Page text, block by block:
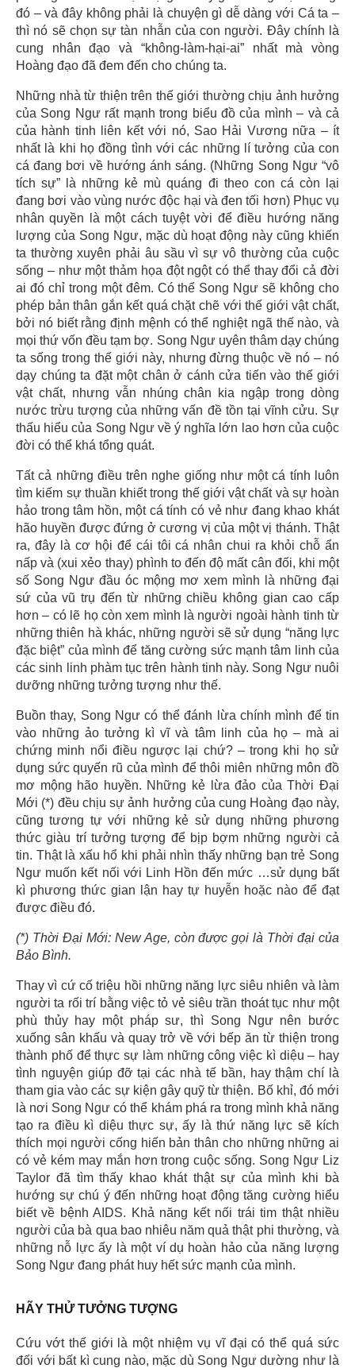
đó – và đây không phải là chuyện gì dễ dàng với Cá ta –
thì nó sẽ chọn sự tàn nhẫn của con người. Đây chính là
cung nhân đạo và “không-làm-hại-ai” nhất mà vòng
Hoàng đạo đã đem đến cho chúng ta.
Những nhà từ thiện trên thế giới thường chịu ảnh hưởng
của Song Ngư rất mạnh trong biểu đồ của mình – và cả
của hành tinh liên kết với nó, Sao Hải Vương nữa – ít
nhất là khi họ đồng tình với các những lí tưởng của con
cá đang bơi về hướng ánh sáng. (Những Song Ngư “vô
tích sự” là những kẻ mù quáng đi theo con cá còn lại
đang bơi vào vùng nước độc hại và đen tối hơn) Phục vụ
nhân quyền là một cách tuyệt vời để điều hướng năng
lượng của Song Ngư, mặc dù hoạt động này cũng khiến
ta thường xuyên phải âu sầu vì sự vô thường của cuộc
sống – như một thảm họa đột ngột có thể thay đổi cả đời
ai đó chỉ trong một đêm. Có thể Song Ngư sẽ không cho
phép bản thân gắn kết quá chặt chẽ với thế giới vật chất,
bởi nó biết rằng định mệnh có thể nghiệt ngã thế nào, và
mọi thứ vốn đều tạm bợ. Song Ngư uyên thâm dạy chúng
ta sống trong thế giới này, nhưng đừng thuộc về nó – nó
dạy chúng ta đặt một chân ở cánh cửa tiến vào thế giới
vật chất, nhưng vẫn nhúng chân kia ngập trong dòng
nước trừu tượng của những vấn đề tồn tại vĩnh cửu. Sự
thấu hiểu của Song Ngư về ý nghĩa lớn lao hơn của cuộc
đời có thể khá tổng quát.
Tất cả những điều trên nghe giống như một cá tính luôn
tìm kiếm sự thuần khiết trong thế giới vật chất và sự hoàn
hảo trong tâm hồn, một cá tính có vẻ như đang khao khát
hão huyền được đứng ở cương vị của một vị thánh. Thật
ra, đây là cơ hội để cái tôi cá nhân chui ra khỏi chỗ ẩn
nấp và (xui xẻo thay) phình to đến độ mất cân đối, khi một
số Song Ngư đầu óc mộng mơ xem mình là những đại
sứ của vũ trụ đến từ những chiều không gian cao cấp
hơn – có lẽ họ còn xem mình là người ngoài hành tinh từ
những thiên hà khác, những người sẽ sử dụng “năng lực
đặc biệt” của mình để tăng cường sức mạnh tâm linh của
các sinh linh phàm tục trên hành tinh này. Song Ngư nuôi
dưỡng những tưởng tượng như thế.
Buồn thay, Song Ngư có thể đánh lừa chính mình để tin
vào những ảo tưởng kì vĩ và tâm linh của họ – mà ai
chứng minh nổi điều ngược lại chứ? – trong khi họ sử
dụng sức quyến rũ của mình để thôi miên những môn đồ
mơ mộng hão huyền. Những kẻ lừa đảo của Thời Đại
Mới (*) đều chịu sự ảnh hưởng của cung Hoàng đạo này,
cũng tương tự với những kẻ sử dụng những phương
thức giàu trí tưởng tượng để bịp bợm những người cả
tin. Thật là xấu hổ khi phải nhìn thấy những bạn trẻ Song
Ngư muốn kết nối với Linh Hồn đến mức …sử dụng bất
kì phương thức gian lận hay tự huyễn hoặc nào để đạt
được điều đó.
(*) Thời Đại Mới: New Age, còn được gọi là Thời đại của
Bảo Bình.
Thay vì cứ cố triệu hồi những năng lực siêu nhiên và làm
người ta rối trí bằng việc tỏ vẻ siêu trần thoát tục như một
phù thủy hay một pháp sư, thì Song Ngư nên bước
xuống sân khấu và quay trở về với bếp ăn từ thiện trong
thành phố để thực sự làm những công việc kì diệu – hay
tình nguyện giúp đỡ tại các nhà tế bần, hay thậm chí là
tham gia vào các sự kiện gây quỹ từ thiện. Bố khỉ, đó mới
là nơi Song Ngư có thể khám phá ra trong mình khả năng
tạo ra điều kì diệu thực sự, ấy là thứ năng lực sẽ kích
thích mọi người cống hiến bản thân cho những những ai
có vẻ kém may mắn hơn trong cuộc sống. Song Ngư Liz
Taylor đã tìm thấy khao khát thật sự của mình khi bà
hướng sự chú ý đến những hoạt động tăng cường hiểu
biết về bệnh AIDS. Khả năng kết nối trái tim thật nhiều
người của bà qua bao nhiêu năm quả thật phi thường, và
những nỗ lực ấy là một ví dụ hoàn hảo của năng lượng
Song Ngư đang phát huy hết sức mạnh của mình.
HÃY THỬ TƯỞNG TƯỢNG
Cứu vớt thế giới là một nhiệm vụ vĩ đại có thể quá sức
đối với bất kì cung nào, mặc dù Song Ngư dường như là